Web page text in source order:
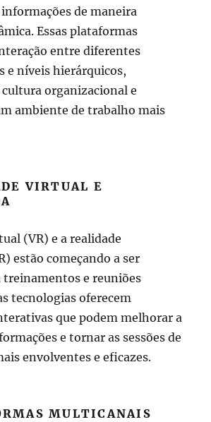
de maneira
Essas plataformas
entre diferentes
e níveis hierárquicos,
organizacional e
ambiente de trabalho mais
VIRTUAL E
(VR) e a realidade
estão começando a ser
treinamentos e reuniões
tecnologias oferecem
que podem melhorar a
e tornar as sessões de
envolventes e eficazes.
MULTICANAIS